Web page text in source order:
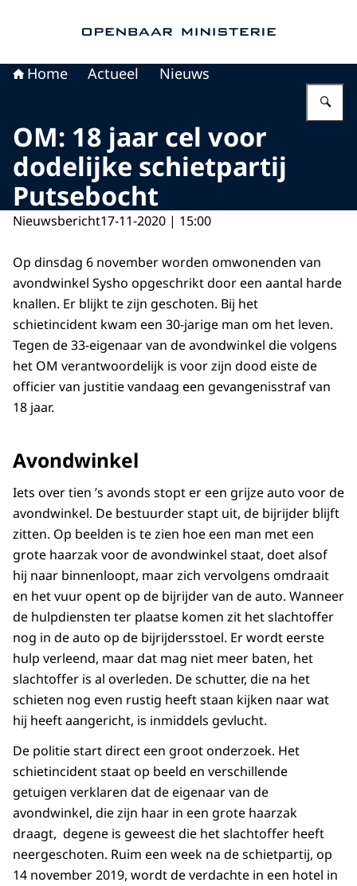
Home Actueel Nieuws
OM: 18 jaar cel voor
dodelijke schietpartij
Putsebocht
Nieuwsbericht17-11-2020 | 15:00
Op dinsdag 6 november worden omwonenden van
avondwinkel Sysho opgeschrikt door een aantal harde
knallen. Er blijkt te zijn geschoten. Bij het
schietincident kwam een 30-jarige man om het leven.
Tegen de 33-eigenaar van de avondwinkel die volgens
het OM verantwoordelijk is voor zijn dood eiste de
officier van justitie vandaag een gevangenisstraf van
18 jaar.
Avondwinkel
Iets over tien ’s avonds stopt er een grijze auto voor de
avondwinkel. De bestuurder stapt uit, de bijrijder blijft
zitten. Op beelden is te zien hoe een man met een
grote haarzak voor de avondwinkel staat, doet alsof
hij naar binnenloopt, maar zich vervolgens omdraait
en het vuur opent op de bijrijder van de auto. Wanneer
de hulpdiensten ter plaatse komen zit het slachtoffer
nog in de auto op de bijrijdersstoel. Er wordt eerste
hulp verleend, maar dat mag niet meer baten, het
slachtoffer is al overleden. De schutter, die na het
schieten nog even rustig heeft staan kijken naar wat
hij heeft aangericht, is inmiddels gevlucht.
De politie start direct een groot onderzoek. Het
schietincident staat op beeld en verschillende
getuigen verklaren dat de eigenaar van de
avondwinkel, die zijn haar in een grote haarzak
draagt, degene is geweest die het slachtoffer heeft
neergeschoten. Ruim een week na de schietpartij, op
14 november 2019, wordt de verdachte in een hotel in